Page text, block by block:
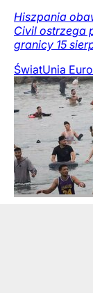
Hiszpania
Civil ostrzega
granicy 15
ŚwiatUnia